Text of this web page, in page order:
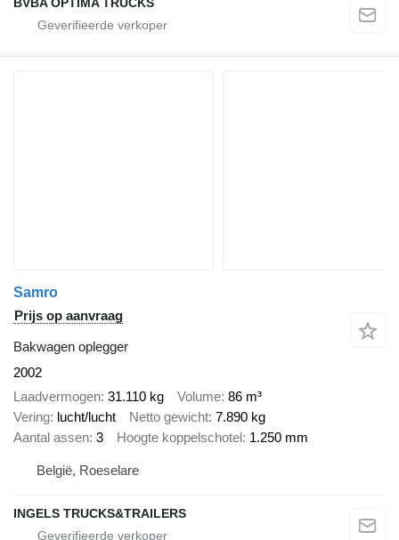
BVBA OPTIMA TRUCKS
Samro
Prijs op aanvraag
Bakwagen oplegger
2002
Laadvermogen 31.110 kg Volume 86 m³
Vering lucht/lucht Netto gewicht 7.890 kg
Aantal assen 3 Hoogte koppelschotel 1.250 mm
België, Roeselare
INGELS TRUCKS&TRAILERS